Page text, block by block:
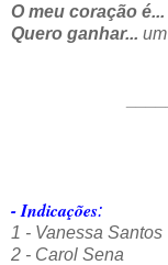
O meu coração é...
Quero ganhar...
- Indicações:
1 - Vanessa Santos
2 - Carol Sena